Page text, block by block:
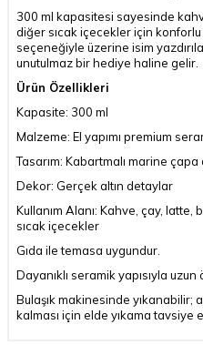
300 ml kapasitesi sayesinde
diğer sıcak içecekler için
seçeneğiyle üzerine isim
unutulmaz bir hediye haline gelir.
Ürün Özellikleri
Kapasite: 300 ml
Malzeme: El yapımı premium
Tasarım: Kabartmalı marine
Dekor: Gerçek altın detaylar
Kullanım Alanı: Kahve, çay, latte,
sıcak içecekler
Gıda ile temasa uygundur.
Dayanıklı seramik yapısıyla uzun
Bulaşık makinesinde yıkanabilir;
kalması için elde yıkama tavsiye